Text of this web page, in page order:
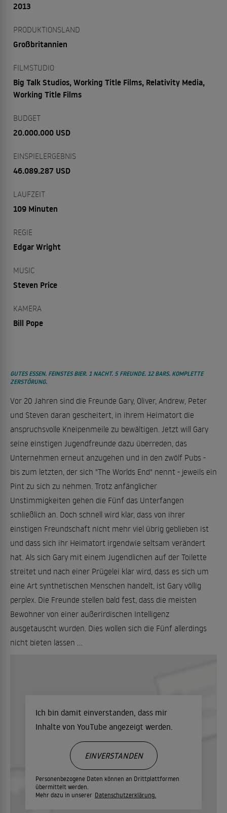
2013
PRODUKTIONSLAND
Großbritannien
FILMSTUDIO
Big Talk Studios, Working Title Films, Relativity Media,
Working Title Films
BUDGET
20.000.000 USD
EINSPIELERGEBNIS
46.089.287 USD
LAUFZEIT
109 Minuten
REGIE
Edgar Wright
MUSIC
Steven Price
KAMERA
Bill Pope
GUTES ESSEN. FEINSTES BIER. 1 NACHT. 5 FREUNDE. 12 BARS. KOMPLETTE
ZERSTÖRUNG.
Vor 20 Jahren sind die Freunde Gary, Oliver, Andrew, Peter
und Steven daran gescheitert, in ihrem Heimatort die
anspruchsvolle Kneipenmeile zu bewältigen. Jetzt will Gary
seine einstigen Jugendfreunde dazu überreden, das
Unternehmen erneut anzugehen und in den zwölf Pubs -
bis zum letzten, der sich "The Worlds End" nennt - jeweils ein
Pint zu sich zu nehmen. Trotz anfänglicher
Unstimmigkeiten gehen die Fünf das Unterfangen
schließlich an. Doch schnell wird klar, dass von ihrer
einstigen Freundschaft nicht mehr viel übrig geblieben ist
und dass sich ihr Heimatort irgendwie seltsam verändert
hat. Als sich Gary mit einem Jugendlichen auf der Toilette
streitet und nach einer Prügelei klar wird, dass es sich um
eine Art synthetischen Menschen handelt, ist Gary völlig
perplex. Die Freunde stellen bald fest, dass die meisten
Bewohner von einer außerirdischen Intelligenz
ausgetauscht wurden. Dies wollen sich die Fünf allerdings
nicht bieten lassen ...
Ich bin damit einverstanden, dass mir
Inhalte von YouTube angezeigt werden.
Personenbezogene Daten können an Drittplattformen
übermittelt werden.
Mehr dazu in unserer Datenschutzerklärung.
EINVERSTANDEN